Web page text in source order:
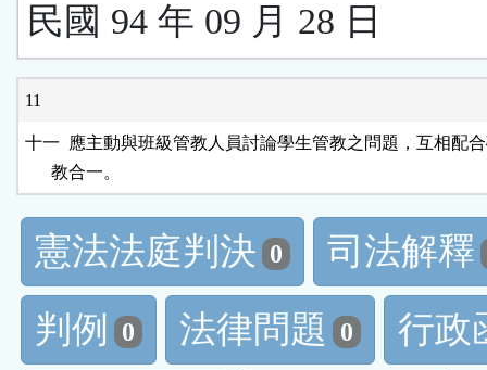
民國 94 年 09 月 28 日
11
十一  應主動與班級管教人員討論學生管教之問題，互相配
憲法法庭判決 0
司法解釋
判例
0 法律問題 0
行政